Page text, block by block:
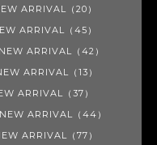
ARRIVAL（20）
ARRIVAL（45）
ARRIVAL（42）
ARRIVAL（13）
ARRIVAL（37）
ARRIVAL（44）
ARRIVAL（77）